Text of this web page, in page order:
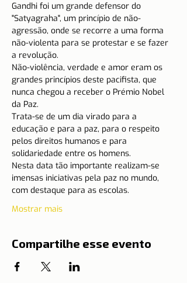
Gandhi foi um grande defensor do
"Satyagraha", um princípio de não-
agressão, onde se recorre a uma forma
não-violenta para se protestar e se fazer
a revolução.
Não-violência, verdade e amor eram os
grandes princípios deste pacifista, que
nunca chegou a receber o Prémio Nobel
da Paz.
Trata-se de um dia virado para a
educação e para a paz, para o respeito
pelos direitos humanos e para
solidariedade entre os homens.
Nesta data tão importante realizam-se
imensas iniciativas pela paz no mundo,
com destaque para as escolas.
Mostrar mais
Compartilhe esse evento